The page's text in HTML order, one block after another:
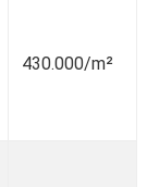
430.000/m²